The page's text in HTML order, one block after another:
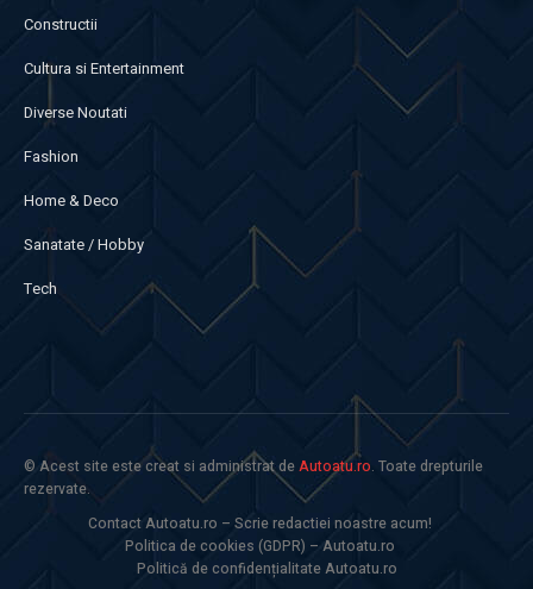
Constructii
Cultura si Entertainment
Diverse Noutati
Fashion
Home & Deco
Sanatate / Hobby
Tech
© Acest site este creat si administrat deAutoatu.ro. Toate drepturile
rezervate.
Contact Autoatu.ro – Scrie redactiei noastre acum!
Politica de cookies (GDPR) – Autoatu.ro
Politică de confidențialitate Autoatu.ro